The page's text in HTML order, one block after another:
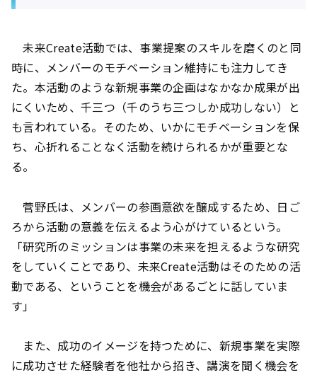
未来Create活動では、事業提案のスキルを磨くのと同
時に、メンバーのモチベーション維持にも注力してき
た。本活動のような新規事業の企画はなかなか成果が出
にくいため、千三つ（千のうち三つしか成功しない）と
も言われている。そのため、いかにモチベーションを保
ち、心折れることなく活動を続けられるかが重要とな
る。
菅野氏は、メンバーの参画意欲を醸成するため、日ご
ろから活動の意義を伝えるよう心がけているという。
「研究所のミッションは事業の未来を担えるような研究
をしていくことであり、未来Create活動はそのための活
動である、ということを機会があるごとに話していま
す」
また、成功のイメージを持つために、新規事業を実際
に成功させた経験者を他社から招き、講演を聞く機会を